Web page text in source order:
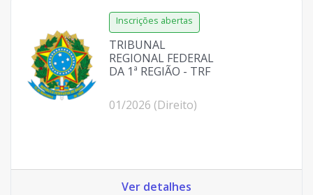
TRIBUNAL
REGIONAL FEDERAL
DA 1ª REGIÃO - TRF
01/2026 (Direito)
Ver detalhes